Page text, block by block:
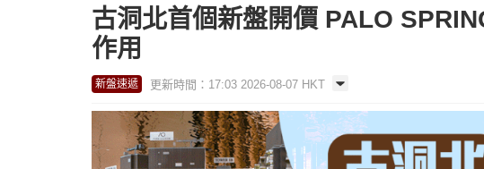
古洞北首個新盤開價 PALO
作用
新盤速遞 更新時間：17:03 2026-08-07 HKT